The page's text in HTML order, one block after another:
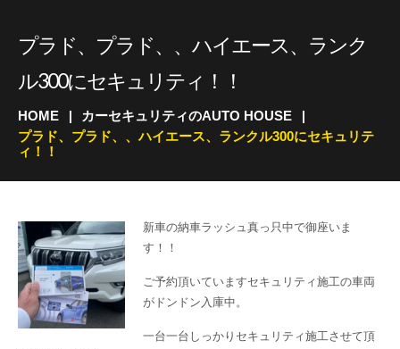
プラド、プラド、、ハイエース、ランク
ル300にセキュリティ！！
HOME
カーセキュリティのAUTO HOUSE
プラド、プラド、、ハイエース、ランクル300にセキュリテ
ィ！！
新車の納車ラッシュ真っ只中で御座いま
す！！
ご予約頂いていますセキュリティ施工の車両
がドンドン入庫中。
一台一台しっかりセキュリティ施工させて頂